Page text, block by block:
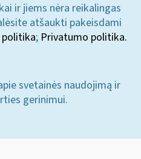
ir jiems nėra reikalingas
atšaukti pakeisdami
politika; Privatumo politika.
svetainės naudojimą ir
gerinimui.